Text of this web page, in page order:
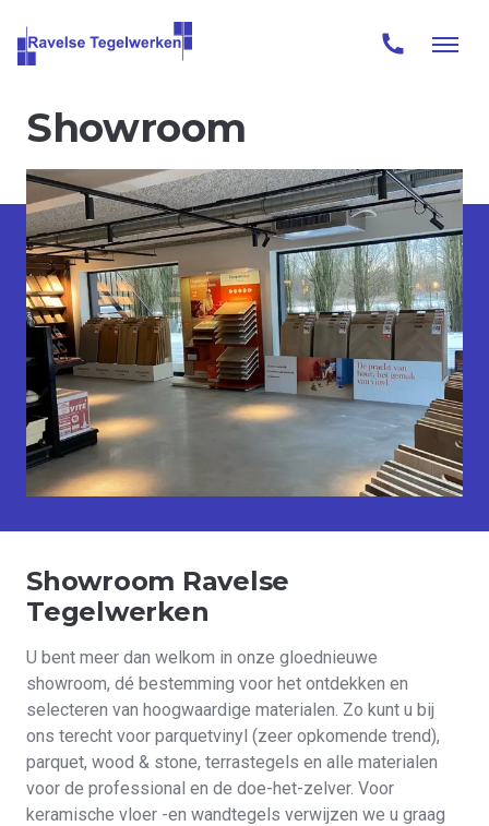
Showroom
Showroom Ravelse
Tegelwerken
U bent meer dan welkom in onze gloednieuwe
showroom, dé bestemming voor het ontdekken en
selecteren van hoogwaardige materialen. Zo kunt u bij
ons terecht voor parquetvinyl (zeer opkomende trend),
parquet, wood & stone, terrastegels en alle materialen
voor de professional en de doe-het-zelver. Voor
keramische vloer -en wandtegels verwijzen we u graag